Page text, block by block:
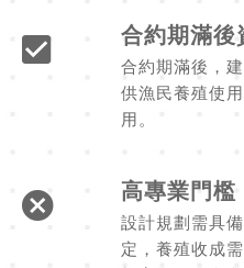
合約期滿後
合約期滿後，
供漁民養殖使
用。
高專業門檻
設計規劃需具
定，養殖收成